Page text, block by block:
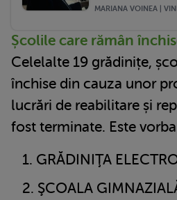
MARIANA VOINEA |
Școlile care rămân
Celelalte 19 grădinițe,
închise din cauza unor
lucrări de reabilitare și
fost terminate. Este
GRĂDINIŢA
ŞCOALA